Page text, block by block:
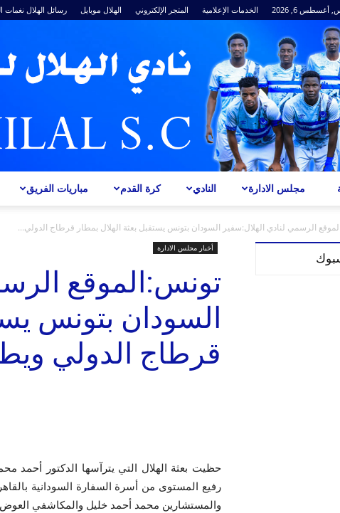
أغسطس 6, 2026 الخدمات الإعلامية المتجر الإلكتروني الهلال موبايل رسائل الهلال نغمات
مباريات الفريق كرة القدم النادي مجلس الادارة
الرسمي لنادي الهلال:سفير السودان بتونس يستقبل بعثة الهلال بمطار قرطاج الدولي...
أخبار مجلس الادارة
تونس:الموقع
السودان بتونس
قرطاج الدولي
حظيت بعثة الهلال التي يترآسها الدكتور أحمد
رفيع المستوى من أسرة السفارة السودانية
والمستشارين محمد أحمد خليل والمكاشفي العوض